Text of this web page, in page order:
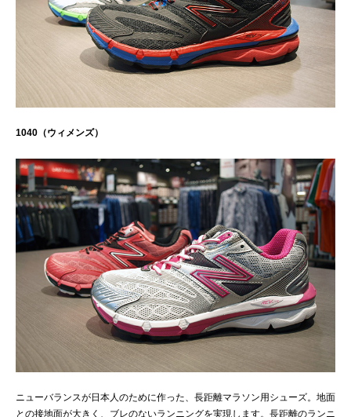
1040（ウィメンズ）
ニューバランスが日本人のために作った、長距離マラソン用シューズ。地面
との接地面が大きく、ブレのないランニングを実現します。長距離のランニ